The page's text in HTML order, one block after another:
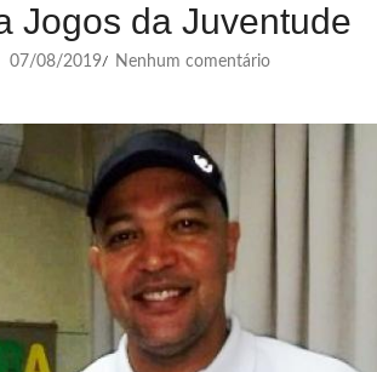
Jogos da Juventude
07/08/2019/ Nenhum comentário